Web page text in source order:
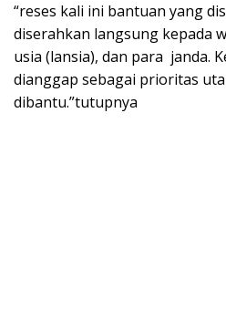
“reses kali ini bantuan yang
diserahkan langsung kepada
usia (lansia), dan para janda.
dianggap sebagai prioritas
dibantu.”tutupnya